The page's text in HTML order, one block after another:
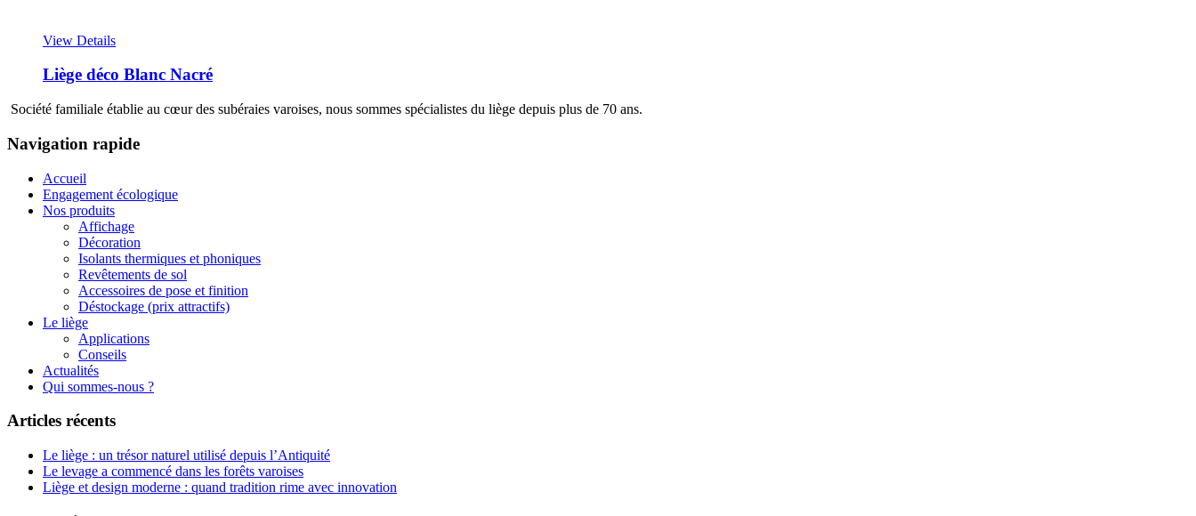
View Details
Liège déco Blanc Nacré
Société familiale établie au cœur des subéraies varoises, nous sommes spécialistes du liège depuis plus de 70 ans.
Navigation rapide
Accueil
Engagement écologique
Nos produits
Affichage
Décoration
Isolants thermiques et phoniques
Revêtements de sol
Accessoires de pose et finition
Déstockage (prix attractifs)
Le liège
Applications
Conseils
Actualités
Qui sommes-nous ?
Articles récents
Le liège : un trésor naturel utilisé depuis l’Antiquité
Le levage a commencé dans les forêts varoises
Liège et design moderne : quand tradition rime avec innovation